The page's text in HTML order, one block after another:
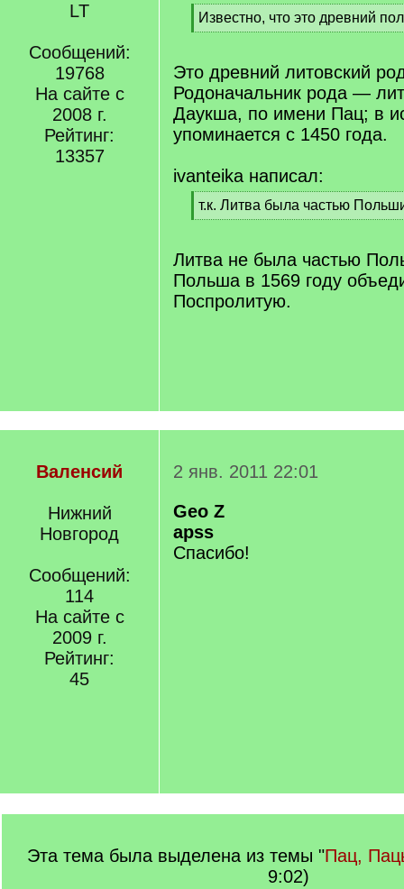
LT
Сообщений:
19768
На сайте с
2008 г.
Рейтинг:
13357
[
q
Известно, что это древний
[
q
]
Это древний литовский
Родоначальник рода —
Даукша, по имени Пац; в
упоминается с 1450 года.
ivanteika написал:
[
q
т.к. Литва была частью
[
q
]
Литва не была частью
Польша в 1569 году
Поспролитую.
Валенсий
Нижний
Новгород
Сообщений:
114
На сайте с
2009 г.
Рейтинг:
45
2 янв. 2011 22:01
Geo Z
apss
Спасибо!
Эта тема была выделена из темы "Пац,
9:02)